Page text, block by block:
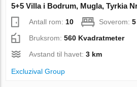
5+5 Villa i Bodrum, Mugla, Tyrkia
Antall rom:10 Soverom:5
Bruksrom:560 Kvadratmeter
Avstand til havet:3 km
Excluzival Group